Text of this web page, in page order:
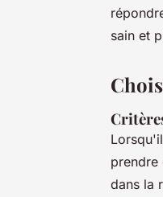
sain et
prendre
dans la